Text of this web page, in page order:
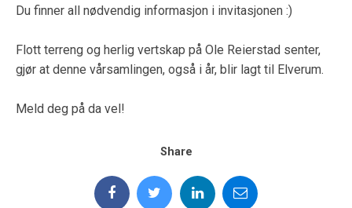
Du finner all nødvendig informasjon i invitasjonen :)
Flott terreng og herlig vertskap på Ole Reierstad senter,
gjør at denne vårsamlingen, også i år, blir lagt til Elverum.
Meld deg på da vel!
Share